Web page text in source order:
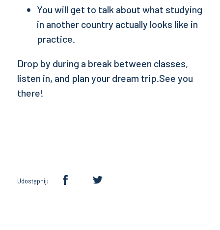
You will get to talk about what studying
in another country actually looks like in
practice.
Drop by during a break between classes,
listen in, and plan your dream trip.See you
there!
Udostępnij: